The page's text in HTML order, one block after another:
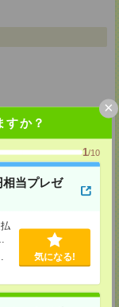
すか？
1/10
当プレゼ
気になる!
×
マークタワー36F